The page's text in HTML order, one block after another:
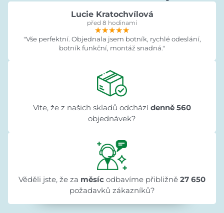
Lucie Kratochvílová
před 8 hodinami
★★★★★
★★★★★
★★★★★
"Vše perfektní. Objednala jsem botník, rychlé odeslání,
botník funkční, montáž snadná."
Víte, že z našich skladů odchází denně 560
objednávek?
Věděli jste, že za měsíc odbavíme přibližně 27 650
požadavků zákazníků?